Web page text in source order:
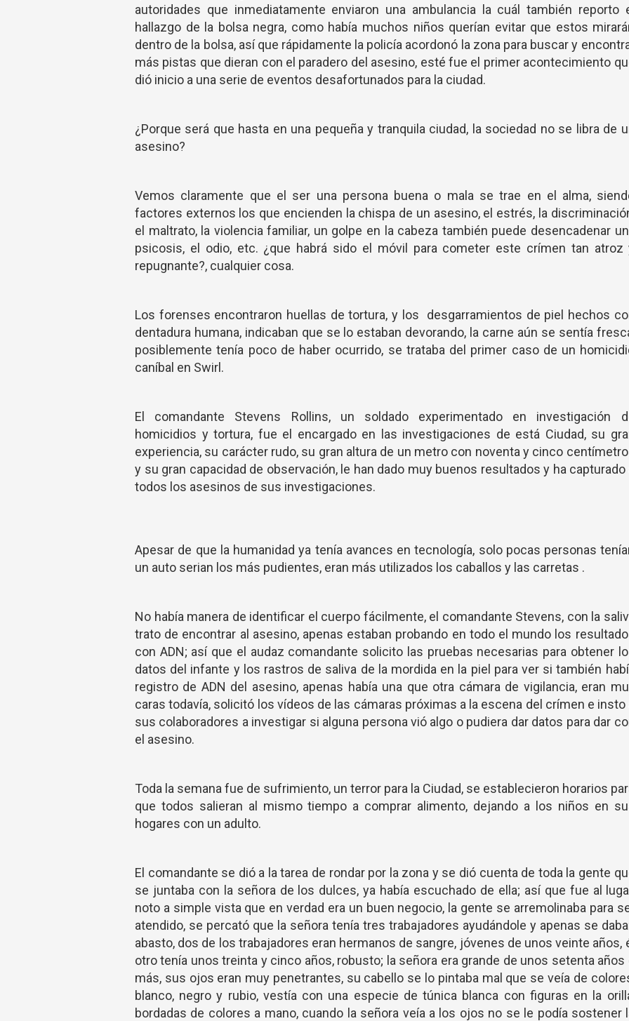
autoridades que inmediatamente enviaron una ambulancia la cuál también reporto
hallazgo de la bolsa negra, como había muchos niños querían evitar que estos
dentro de la bolsa, así que rápidamente la policía acordonó la zona para buscar y
más pistas que dieran con el paradero del asesino, esté fue el primer acontecimiento
dió inicio a una serie de eventos desafortunados para la ciudad.
¿Porque será que hasta en una pequeña y tranquila ciudad, la sociedad no se libra de
asesino?
Vemos claramente que el ser una persona buena o mala se trae en el alma,
factores externos los que encienden la chispa de un asesino, el estrés, la
el maltrato, la violencia familiar, un golpe en la cabeza también puede desencadenar
psicosis, el odio, etc. ¿que habrá sido el móvil para cometer este crímen tan atroz
repugnante?, cualquier cosa.
Los forenses encontraron huellas de tortura, y los desgarramientos de piel hechos
dentadura humana, indicaban que se lo estaban devorando, la carne aún se sentía
posiblemente tenía poco de haber ocurrido, se trataba del primer caso de un
caníbal en Swirl.
El comandante Stevens Rollins, un soldado experimentado en investigación
homicidios y tortura, fue el encargado en las investigaciones de está Ciudad, su
experiencia, su carácter rudo, su gran altura de un metro con noventa y cinco
y su gran capacidad de observación, le han dado muy buenos resultados y ha capturado
todos los asesinos de sus investigaciones.
Apesar de que la humanidad ya tenía avances en tecnología, solo pocas personas
un auto serian los más pudientes, eran más utilizados los caballos y las carretas .
No había manera de identificar el cuerpo fácilmente, el comandante Stevens, con la
trato de encontrar al asesino, apenas estaban probando en todo el mundo los
con ADN; así que el audaz comandante solicito las pruebas necesarias para obtener
datos del infante y los rastros de saliva de la mordida en la piel para ver si también
registro de ADN del asesino, apenas había una que otra cámara de vigilancia, eran
caras todavía, solicitó los vídeos de las cámaras próximas a la escena del crímen e insto
sus colaboradores a investigar si alguna persona vió algo o pudiera dar datos para dar
el asesino.
Toda la semana fue de sufrimiento, un terror para la Ciudad, se establecieron horarios
que todos salieran al mismo tiempo a comprar alimento, dejando a los niños en
hogares con un adulto.
El comandante se dió a la tarea de rondar por la zona y se dió cuenta de toda la gente
se juntaba con la señora de los dulces, ya había escuchado de ella; así que fue al
noto a simple vista que en verdad era un buen negocio, la gente se arremolinaba para
atendido, se percató que la señora tenía tres trabajadores ayudándole y apenas se
abasto, dos de los trabajadores eran hermanos de sangre, jóvenes de unos veinte años,
otro tenía unos treinta y cinco años, robusto; la señora era grande de unos setenta años
más, sus ojos eran muy penetrantes, su cabello se lo pintaba mal que se veía de
blanco, negro y rubio, vestía con una especie de túnica blanca con figuras en la
bordadas de colores a mano, cuando la señora veía a los ojos no se le podía sostener